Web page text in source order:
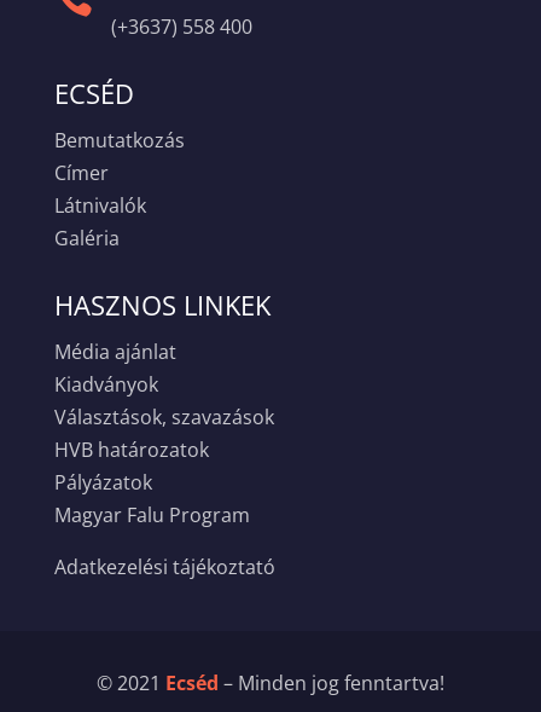
(+3637) 558 400
ECSÉD
Bemutatkozás
Címer
Látnivalók
Galéria
HASZNOS LINKEK
Média ajánlat
Kiadványok
Választások, szavazások
HVB határozatok
Pályázatok
Magyar Falu Program
Adatkezelési tájékoztató
© 2021 Ecséd – Minden jog fenntartva!